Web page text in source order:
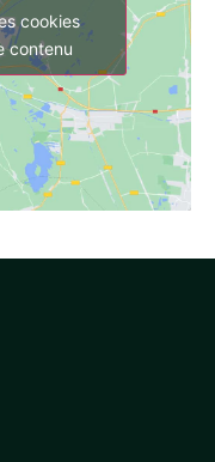
cookies
contenu